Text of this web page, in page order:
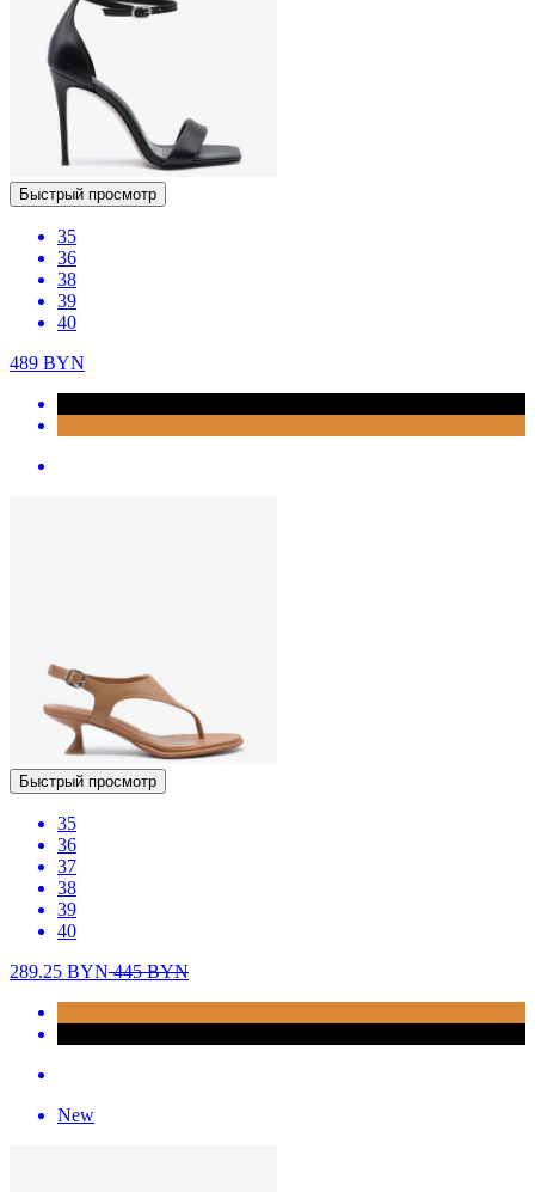
Быстрый просмотр
35
36
38
39
40
489 BYN
Быстрый просмотр
35
36
37
38
39
40
289.25 BYN445BYN
New